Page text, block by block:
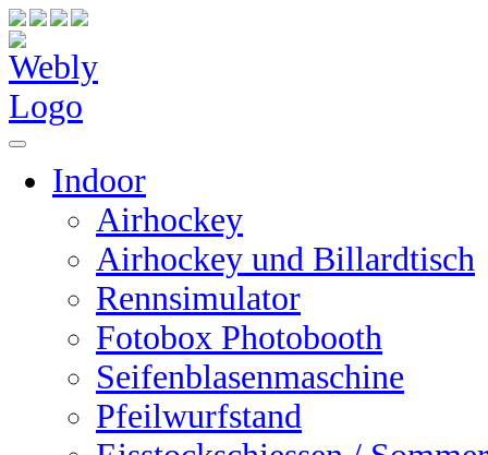
Indoor
Airhockey
Airhockey und Billardtisch
Rennsimulator
Fotobox Photobooth
Seifenblasenmaschine
Pfeilwurfstand